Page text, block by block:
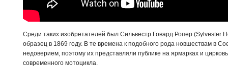
Среди таких изобретателей был Сильвестр Говард Ропер (Sylvester
образец в 1869 году. В те времена к подобного рода новшествам в
недоверием, поэтому их представляли публике на ярмарках и
современного мотоцикла.